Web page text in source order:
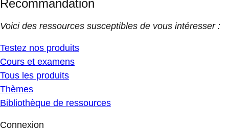
Recommandation
Voici des ressources susceptibles de vous intéresser :
Testez nos produits
Cours et examens
Tous les produits
Thèmes
Bibliothèque de ressources
Connexion